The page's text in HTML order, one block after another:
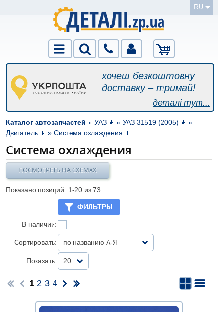
RU
хочеш безкоштовну
доставку – тримай!
деталі тут...
Каталог автозапчастей » УАЗ » УАЗ 31519 (2005)
»
Двигатель
» Система охлаждения
Система охлаждения
ПОСМОТРЕТЬ НА СХЕМАХ
Показано позиций: 1-20 из 73
ФИЛЬТРЫ
В наличии:
Сортировать: по названию А-Я
Показать: 20
1 2 3 4